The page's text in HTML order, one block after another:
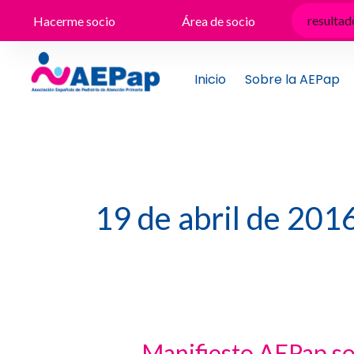
contenido
Hacerme socio Área de socio
Inicio Sobre la AEPap
19 de abril de
Manifiesto